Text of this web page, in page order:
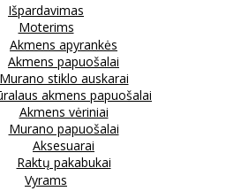
Išpardavimas
Moterims
Akmens apyrankės
Akmens papuošalai
Murano stiklo auskarai
akmens papuošalai
Akmens vėriniai
Murano papuošalai
Aksesuarai
Raktų pakabukai
Vyrams